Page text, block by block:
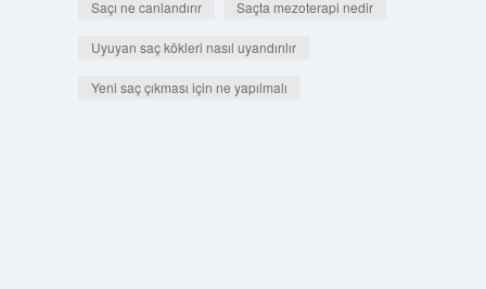
Saçı ne canlandırır Saçta mezoterapi nedir
Uyuyan saç kökleri nasıl uyandırılır
Yeni saç çıkması için ne yapılmalı